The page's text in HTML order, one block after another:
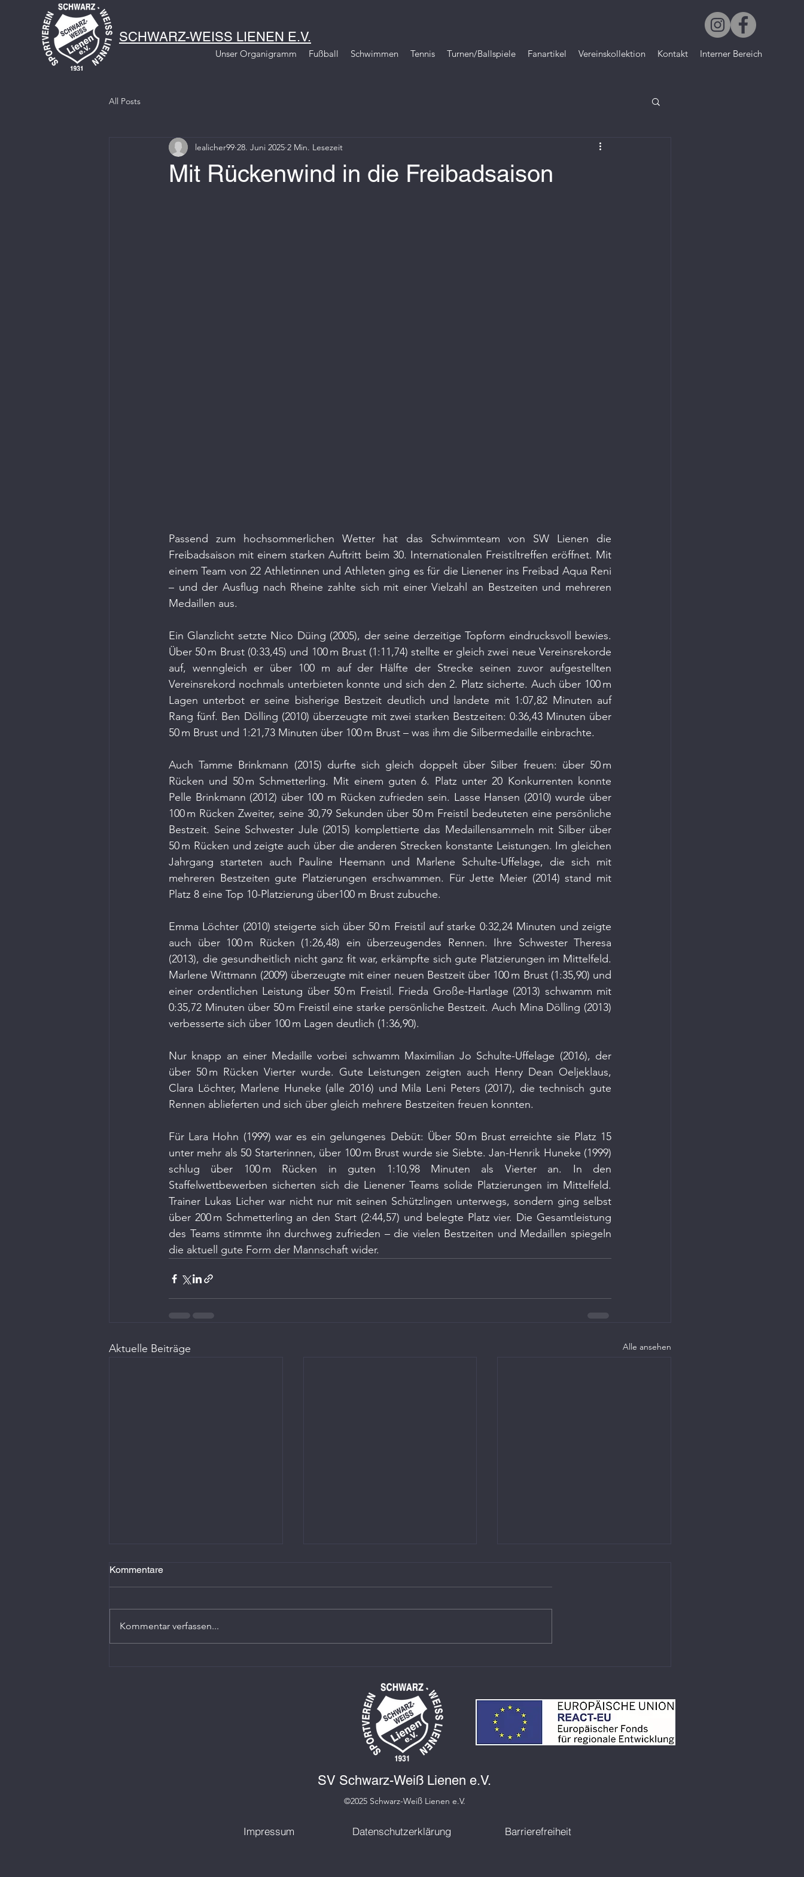
SCHWARZ-WEISS LIENEN E.V.
Unser Organigramm Fußball Schwimmen Tennis Turnen/Ballspiele Fanartikel Vereinskollektion Kontakt Interner Bereich
All Posts
Mit Rückenwind in die Freibadsaison
lealicher99 28. Juni 2025 2 Min. Lesezeit
Passend zum hochsommerlichen Wetter hat das Schwimmteam von SW Lienen die
Freibadsaison mit einem starken Auftritt beim 30. Internationalen Freistiltreffen eröffnet. Mit
einem Team von 22 Athletinnen und Athleten ging es für die Lienener ins Freibad Aqua Reni
– und der Ausflug nach Rheine zahlte sich mit einer Vielzahl an Bestzeiten und mehreren
Medaillen aus.
Ein Glanzlicht setzte Nico Düing (2005), der seine derzeitige Topform eindrucksvoll bewies.
Über 50 m Brust (0:33,45) und 100 m Brust (1:11,74) stellte er gleich zwei neue Vereinsrekorde
auf, wenngleich er über 100 m auf der Hälfte der Strecke seinen zuvor aufgestellten
Vereinsrekord nochmals unterbieten konnte und sich den 2. Platz sicherte. Auch über 100 m
Lagen unterbot er seine bisherige Bestzeit deutlich und landete mit 1:07,82 Minuten auf
Rang fünf. Ben Dölling (2010) überzeugte mit zwei starken Bestzeiten: 0:36,43 Minuten über
50 m Brust und 1:21,73 Minuten über 100 m Brust – was ihm die Silbermedaille einbrachte.
Auch Tamme Brinkmann (2015) durfte sich gleich doppelt über Silber freuen: über 50 m
Rücken und 50 m Schmetterling. Mit einem guten 6. Platz unter 20 Konkurrenten konnte
Pelle Brinkmann (2012) über 100 m Rücken zufrieden sein. Lasse Hansen (2010) wurde über
100 m Rücken Zweiter, seine 30,79 Sekunden über 50 m Freistil bedeuteten eine persönliche
Bestzeit. Seine Schwester Jule (2015) komplettierte das Medaillensammeln mit Silber über
50 m Rücken und zeigte auch über die anderen Strecken konstante Leistungen. Im gleichen
Jahrgang starteten auch Pauline Heemann und Marlene Schulte-Uffelage, die sich mit
mehreren Bestzeiten gute Platzierungen erschwammen. Für Jette Meier (2014) stand mit
Platz 8 eine Top 10-Platzierung über100 m Brust zubuche.
Emma Löchter (2010) steigerte sich über 50 m Freistil auf starke 0:32,24 Minuten und zeigte
auch über 100 m Rücken (1:26,48) ein überzeugendes Rennen. Ihre Schwester Theresa
(2013), die gesundheitlich nicht ganz fit war, erkämpfte sich gute Platzierungen im Mittelfeld.
Marlene Wittmann (2009) überzeugte mit einer neuen Bestzeit über 100 m Brust (1:35,90) und
einer ordentlichen Leistung über 50 m Freistil. Frieda Große-Hartlage (2013) schwamm mit
0:35,72 Minuten über 50 m Freistil eine starke persönliche Bestzeit. Auch Mina Dölling (2013)
verbesserte sich über 100 m Lagen deutlich (1:36,90).
Nur knapp an einer Medaille vorbei schwamm Maximilian Jo Schulte-Uffelage (2016), der
über 50 m Rücken Vierter wurde. Gute Leistungen zeigten auch Henry Dean Oeljeklaus,
Clara Löchter, Marlene Huneke (alle 2016) und Mila Leni Peters (2017), die technisch gute
Rennen ablieferten und sich über gleich mehrere Bestzeiten freuen konnten.
Für Lara Hohn (1999) war es ein gelungenes Debüt: Über 50 m Brust erreichte sie Platz 15
unter mehr als 50 Starterinnen, über 100 m Brust wurde sie Siebte. Jan-Henrik Huneke (1999)
schlug über 100 m Rücken in guten 1:10,98 Minuten als Vierter an. In den
Staffelwettbewerben sicherten sich die Lienener Teams solide Platzierungen im Mittelfeld.
Trainer Lukas Licher war nicht nur mit seinen Schützlingen unterwegs, sondern ging selbst
über 200 m Schmetterling an den Start (2:44,57) und belegte Platz vier. Die Gesamtleistung
des Teams stimmte ihn durchweg zufrieden – die vielen Bestzeiten und Medaillen spiegeln
die aktuell gute Form der Mannschaft wider.
Aktuelle Beiträge Alle ansehen
Kommentare
Kommentar verfassen...
SV Schwarz-Weiß Lienen e.V.
©2025 Schwarz-Weiß Lienen e.V.
Impressum Datenschutzerklärung Barrierefreiheit